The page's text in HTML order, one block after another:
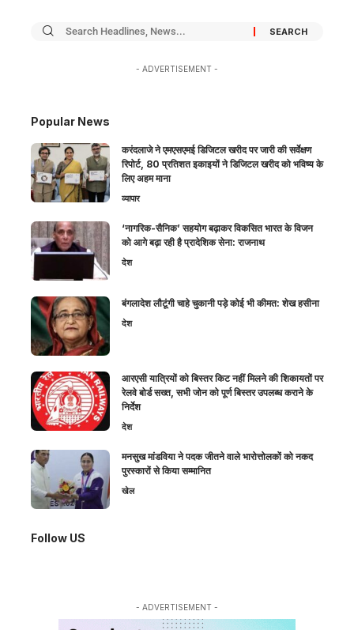
- ADVERTISEMENT -
Popular News
करंदलाजे ने एमएसएमई डिजिटल खरीद पर जारी की सर्वेक्षण
रिपोर्ट, 80 प्रतिशत इकाइयों ने डिजिटल खरीद को भविष्य के
लिए अहम माना
व्यापार
‘नागरिक-सैनिक’ सहयोग बढ़ाकर विकसित भारत के विजन
को आगे बढ़ा रही है प्रादेशिक सेना: राजनाथ
देश
बंगलादेश लौटूंगी चाहे चुकानी पड़े कोई भी कीमत: शेख हसीना
देश
आरएसी यात्रियों को बिस्तर किट नहीं मिलने की शिकायतों पर
रेलवे बोर्ड सख्त, सभी जोन को पूर्ण बिस्तर उपलब्ध कराने के
निर्देश
देश
मनसुख मांडविया ने पदक जीतने वाले भारोत्तोलकों को नकद
पुरस्कारों से किया सम्मानित
खेल
Follow US
- ADVERTISEMENT -